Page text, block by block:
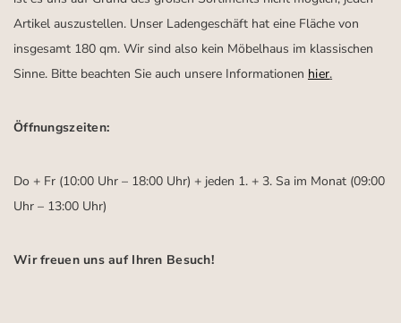
Artikel auszustellen. Unser Ladengeschäft hat eine Fläche von
insgesamt 180 qm. Wir sind also kein Möbelhaus im klassischen
Sinne. Bitte beachten Sie auch unsere Informationen hier.
Öffnungszeiten:
Do + Fr (10:00 Uhr – 18:00 Uhr) + jeden 1. + 3. Sa im Monat (09:00
Uhr – 13:00 Uhr)
Wir freuen uns auf Ihren Besuch!